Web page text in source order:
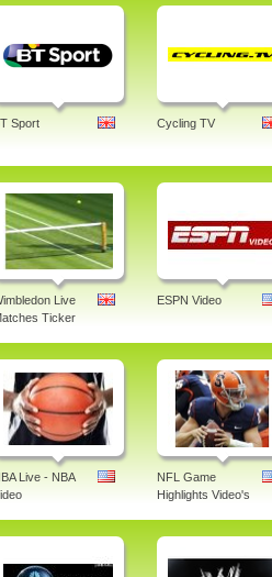
Sport Cycling TV
Live
Ticker
ESPN Video
Live - NBA
NFL Game
Highlights Video's